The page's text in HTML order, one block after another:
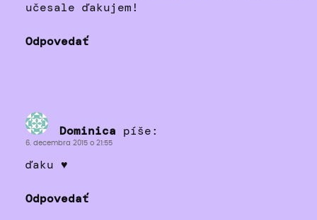
učesale ďakujem!
Odpovedať
Dominica píše:
6. decembra 2015 o 21:55
ďaku ♥
Odpovedať